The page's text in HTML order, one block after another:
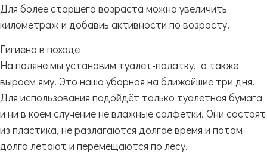
Для более старшего возраста можно увеличить
километраж и добавиь активности по возрасту.
Гигиена в походе
На поляне мы установим туалет-палатку, а также
выроем яму. Это наша уборная на ближайшие три дня.
Для использования подойдёт только туалетная бумага
и ни в коем случение не влажные салфетки. Они состоят
из пластика, не разлагаются долгое время и потом
долго летают и перемещаются по лесу.